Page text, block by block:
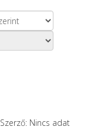
Szerző: Nincs adat